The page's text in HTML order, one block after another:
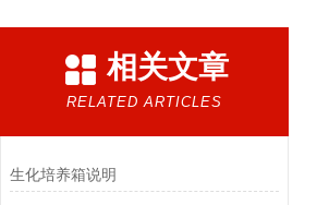
相关文章
RELATED ARTICLES
生化培养箱说明